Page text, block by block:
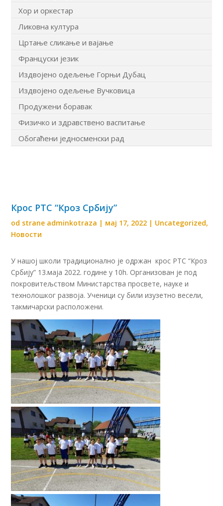
Хор и оркестар
Ликовна култура
Цртање сликање и вајање
Француски језик
Издвојено одељење Горњи Дубац
Издвојено одељење Вучковица
Продужени боравак
Физичко и здравствено васпитање
Обогаћени једносменски рад
Крос РТС “Кроз Србију”
od strane adminkotraza | мај 17, 2022 | Uncategorized,
Новости
У нашој школи традиционално је одржан крос РТС “Кроз
Србију” 13.маја 2022. године у 10h. Организован је под
покровитељством Министарства просвете, науке и
технолошког развоја. Ученици су били изузетно весели,
такмичарски расположени.